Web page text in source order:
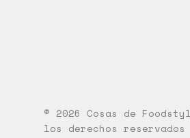
© 2026 Cosas de
los derechos reservados